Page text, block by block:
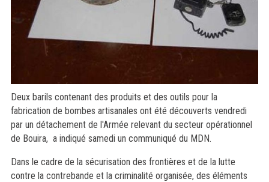
Deux barils contenant des produits et des outils pour la
fabrication de bombes artisanales ont été découverts vendredi
par un détachement de l'Armée relevant du secteur opérationnel
de Bouira, a indiqué samedi un communiqué du MDN.
Dans le cadre de la sécurisation des frontières et de la lutte
contre la contrebande et la criminalité organisée, des éléments